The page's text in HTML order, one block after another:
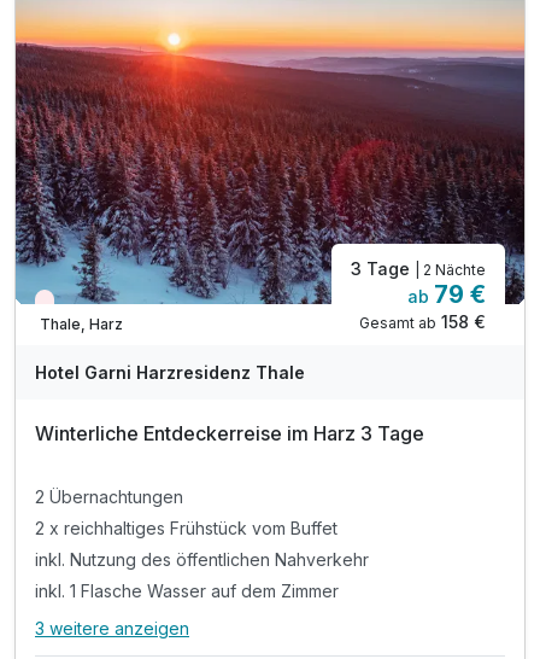
inkl. Parkplatz
inkl. W-LAN
Wieder frei ab November
Thale, Harz
3 Tage | 2 Nächte
ab 79 €
Gesamt ab 158 €
Hotel Garni Harzresidenz Thale
Winterliche Entdeckerreise im Harz 3 Tage
2 Übernachtungen
2 x reichhaltiges Frühstück vom Buffet
inkl. Nutzung des öffentlichen Nahverkehr
inkl. 1 Flasche Wasser auf dem Zimmer
Alle Inklusivleistungen
3 weitere anzeigen